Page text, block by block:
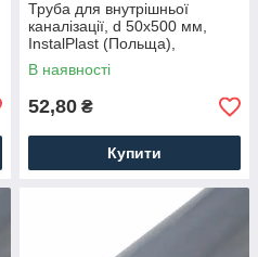
Труба для внутрішньої
каналізації, d 50x500 мм,
InstalPlast (Польща),
поліпропіленова
В наявності
52,80 ₴
Купити